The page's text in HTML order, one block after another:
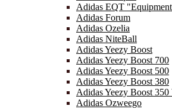
Adidas EQT
Adidas Forum
Adidas Ozelia
Adidas NiteBall
Adidas Yeezy Boost
Adidas Yeezy Boost 700
Adidas Yeezy Boost 500
Adidas Yeezy Boost 380
Adidas Yeezy Boost 350
Adidas Ozweego